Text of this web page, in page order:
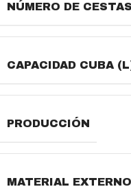
NÚMERO DE CESTAS
CAPACIDAD CUBA
PRODUCCIÓN
MATERIAL EXTERNO